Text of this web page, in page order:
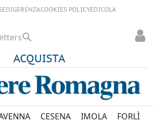
GERENZACOOKIES POLICYEDICOLA
ACQUISTA
CESENA IMOLA FORLÌ